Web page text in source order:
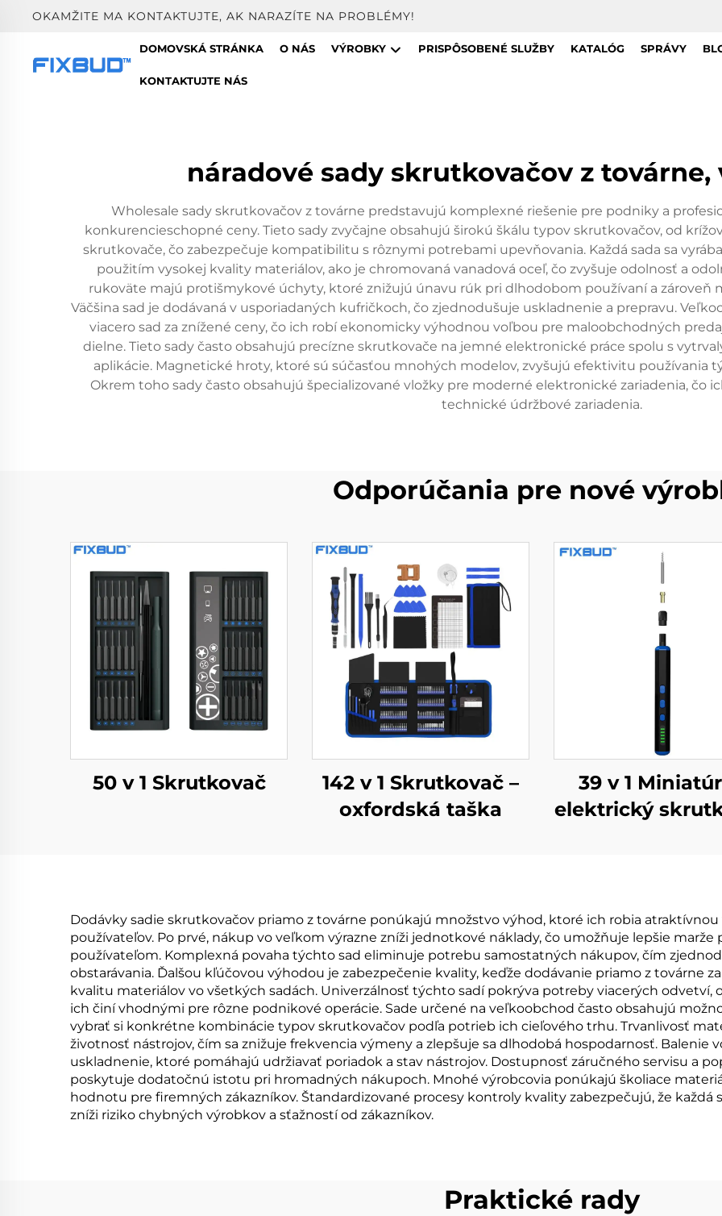
OKAMŽITE MA KONTAKTUJTE, AK NARAZÍTE NA PROBLÉMY!
DOMOVSKÁ STRÁNKA O NÁS VÝROBKY PRISPÔSOBENÉ SLUŽBY KATALÓG SPRÁVY
KONTAKTUJTE NÁS
náradové sady skrutkovačov z
Wholesale sady skrutkovačov z továrne predstavujú komplexné riešenie pre podniky a
konkurencieschopné ceny. Tieto sady zvyčajne obsahujú širokú škálu typov skrutkovačov, od
skrutkovače, čo zabezpečuje kompatibilitu s rôznymi potrebami upevňovania. Každá sada sa
použitím vysokej kvality materiálov, ako je chromovaná vanadová oceľ, čo zvyšuje odolnosť a
rukoväte majú protišmykové úchyty, ktoré znižujú únavu rúk pri dlhodobom používaní a
Väčšina sad je dodávaná v usporiadaných kufričkoch, čo zjednodušuje uskladnenie a prepravu.
viacero sad za znížené ceny, čo ich robí ekonomicky výhodnou voľbou pre maloobchodných
dielne. Tieto sady často obsahujú precízne skrutkovače na jemné elektronické práce spolu s
aplikácie. Magnetické hroty, ktoré sú súčasťou mnohých modelov, zvyšujú efektivitu používania
Okrem toho sady často obsahujú špecializované vložky pre moderné elektronické zariadenia, čo
technické údržbové zariadenia.
Odporúčania pre nové
50 v 1 Skrutkovač
142 v 1 Skrutkovač –
oxfordská taška
39 v 1
elektrický
Dodávky sadie skrutkovačov priamo z továrne ponúkajú množstvo výhod, ktoré ich robia
používateľov. Po prvé, nákup vo veľkom výrazne zníži jednotkové náklady, čo umožňuje lepšie
používateľom. Komplexná povaha týchto sad eliminuje potrebu samostatných nákupov, čím
obstarávania. Ďalšou kľúčovou výhodou je zabezpečenie kvality, keďže dodávanie priamo z továrne
kvalitu materiálov vo všetkých sadách. Univerzálnosť týchto sadí pokrýva potreby viacerých odvetví,
ich činí vhodnými pre rôzne podnikové operácie. Sade určené na veľkoobchod často obsahujú
vybrať si konkrétne kombinácie typov skrutkovačov podľa potrieb ich cieľového trhu. Trvanlivosť
životnosť nástrojov, čím sa znižuje frekvencia výmeny a zlepšuje sa dlhodobá hospodarnosť. Balenie
uskladnenie, ktoré pomáhajú udržiavať poriadok a stav nástrojov. Dostupnosť záručného servisu a
poskytuje dodatočnú istotu pri hromadných nákupoch. Mnohé výrobcovia ponúkajú školiace
hodnotu pre firemných zákazníkov. Štandardizované procesy kontroly kvality zabezpečujú, že každá
zníži riziko chybných výrobkov a sťažností od zákazníkov.
Praktické rady